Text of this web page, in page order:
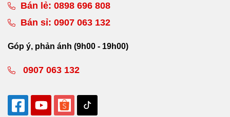
Bán lẻ: 0898 696 808
Bán sỉ: 0907 063 132
Góp ý, phản ánh (9h00 - 19h00)
0907 063 132